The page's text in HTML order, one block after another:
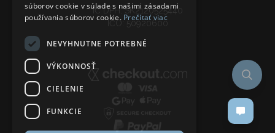
IČ DPH: SK2120525440
IČO: 50920600
súborov cookie v súlade s našimi zásadami
používania súborov cookie. Prečítať viac
NEVYHNUTNE POTREBNÉ
VÝKONNOSŤ
CIELENIE
FUNKCIE